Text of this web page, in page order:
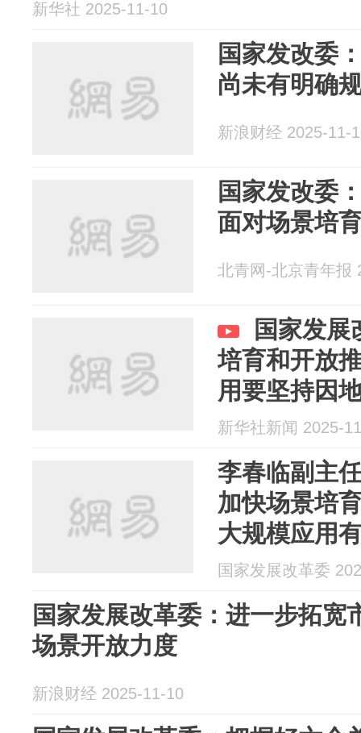
新华社 2025-11-10
国家发改委
尚未有明确
新浪财经 2025-11-
国家发改委
面对场景培
北青网-北京青年报
国家发展
培育和开放
用要坚持因
新华社新闻 2025-
李春临副主
加快场景培
大规模应用
会并答记者
国家发展改革委
国家发展改革委：进一步拓宽
场景开放力度
新浪财经 2025-11-10